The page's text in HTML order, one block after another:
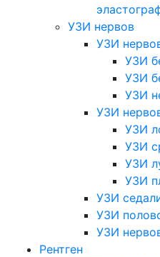
УЗИ нервов
УЗИ
УЗИ
УЗИ
УЗИ
УЗИ
УЗИ
УЗИ
УЗИ
УЗИ
УЗИ
УЗИ
УЗИ
Рентген